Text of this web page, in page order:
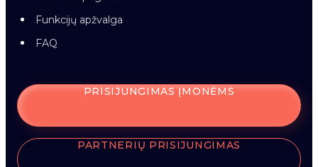
Funkcijų apžvalga
FAQ
PRISIJUNGIMAS ĮMONĖMS
PARTNERIŲ PRISIJUNGIMAS